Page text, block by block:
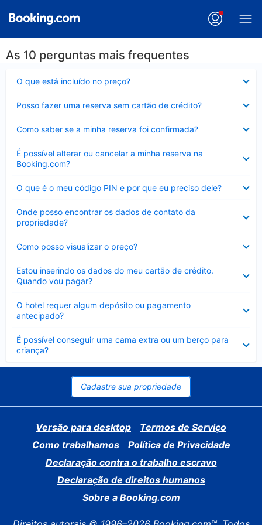
As 10 perguntas mais frequentes
O que está incluído no preço?
Posso fazer uma reserva sem cartão de crédito?
Como saber se a minha reserva foi confirmada?
É possível alterar ou cancelar a minha reserva na
Booking.com?
Contraído
O que é o meu código PIN e por que eu preciso dele?
Onde posso encontrar os dados de contato da
propriedade?
Como posso visualizar o preço?
Estou inserindo os dados do meu cartão de crédito.
Quando vou pagar?
O hotel requer algum depósito ou pagamento
antecipado?
É possível conseguir uma cama extra ou um berço para
criança?
Contraído
Cadastre sua propriedade
Versão para desktop
Termos de Serviço
Como trabalhamos
Política de Privacidade
Declaração contra o trabalho escravo
Declaração de direitos humanos
Sobre a Booking.com